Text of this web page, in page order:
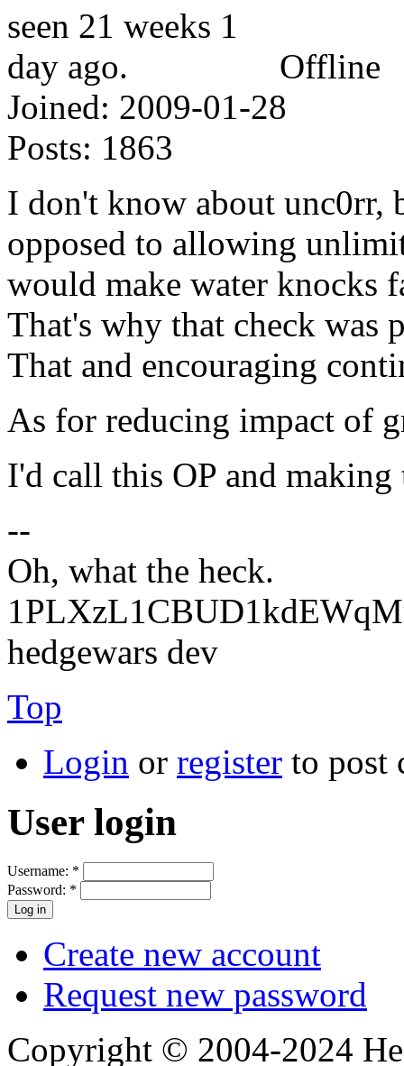
Offline
Joined: 2009-01-28
Posts: 1863
I don't know about unc0rr,
opposed to allowing
would make water knocks
That's why that check was
That and encouraging
As for reducing impact of
I'd call this OP and making
--
Oh, what the heck.
hedgewars dev
Top
Login or register to post
User login
Username: *
Password: *
Create new account
Request new password
Copyright © 2004-2024